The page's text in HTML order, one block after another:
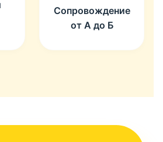
Сопровождение
от А до Б